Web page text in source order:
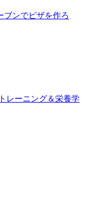
ブンでピザを作ろ
レーニング＆栄養学